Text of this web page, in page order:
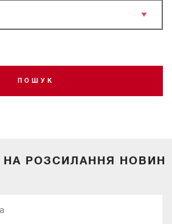
ПОШУК
НА РОЗСИЛАННЯ НОВИН